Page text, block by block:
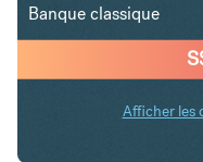
Banque classique
Afficher les